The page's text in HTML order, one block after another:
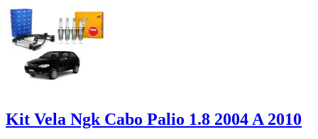
Kit Vela Ngk Cabo Palio 1.8 2004 A 2010